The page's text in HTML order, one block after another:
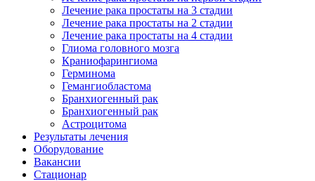
Лечение рака простаты на 3 стадии
Лечение рака простаты на 2 стадии
Лечение рака простаты на 4 стадии
Глиома головного мозга
Краниофарингиома
Герминома
Гемангиобластома
Бранхиогенный рак
Бранхиогенный рак
Астроцитома
Результаты лечения
Оборудование
Вакансии
Стационар